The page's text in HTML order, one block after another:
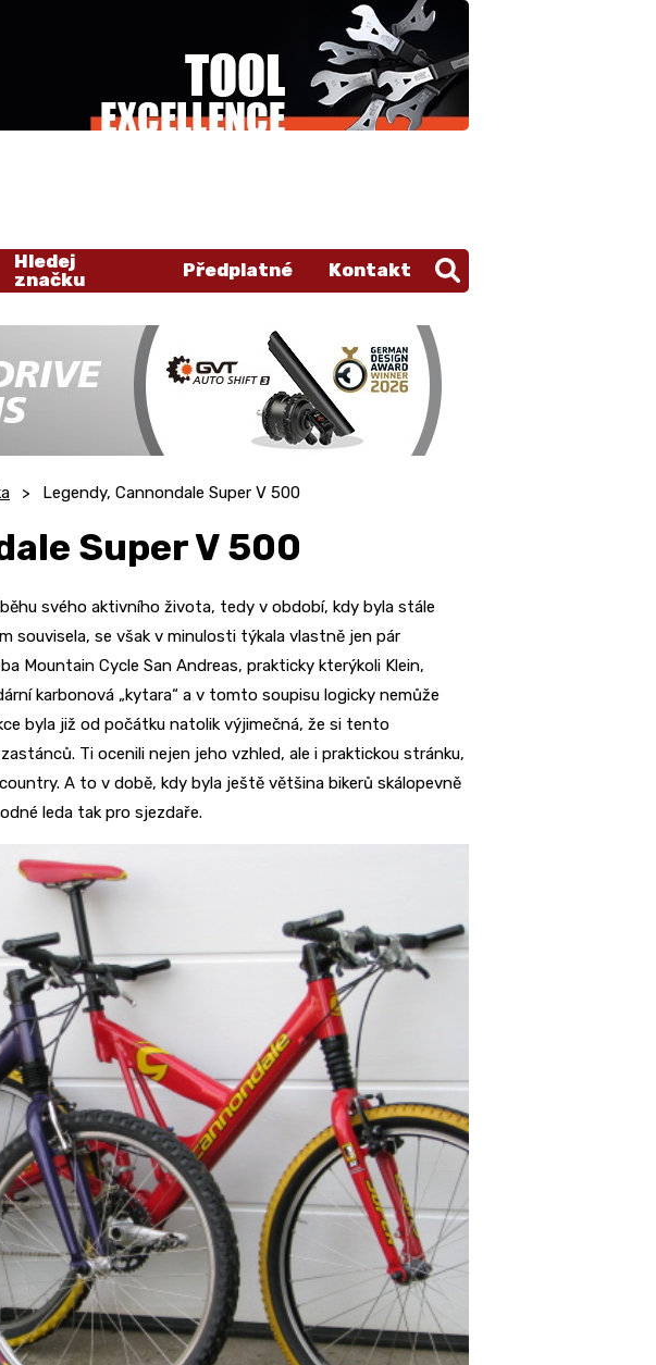
Hledej
značku
Předplatné Kontakt
Legendy, Cannondale Super V 500
Super V 500
svého aktivního života, tedy v období, kdy byla stále
souvisela, se však v minulosti týkala vlastně jen pár
Mountain Cycle San Andreas, prakticky kterýkoli Klein,
karbonová „kytara“ a v tomto soupisu logicky nemůže
byla již od počátku natolik výjimečná, že si tento
Ti ocenili nejen jeho vzhled, ale i praktickou stránku,
A to v době, kdy byla ještě většina bikerů skálopevně
leda tak pro sjezdaře.